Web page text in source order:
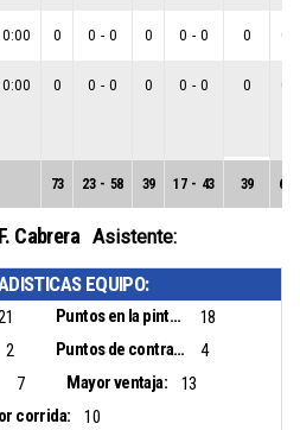
0:00 0 0 - 0 0 0 - 0 0 0
0:00 0 0 - 0 0 0 - 0 0 0
73 23 - 58 39 17 - 43 39 6
F. Cabrera Asistente:
EQUIPO:
Puntos en la pintura:
18
2 Puntos de contra ataque:
4
7 Mayor ventaja:
13
corrida:
10